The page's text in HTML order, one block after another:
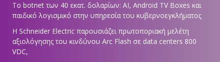
Το botnet των 40 εκατ. δολαρίων: AI, Android TV Boxes και
παιδικό λογισμικό στην υπηρεσία του κυβερνοεγκλήματος
Η Schneider Electric παρουσιάζει πρωτοποριακή μελέτη
αξιολόγησης του κινδύνου Arc Flash σε data centers 800
VDC,